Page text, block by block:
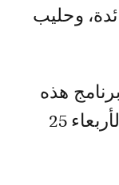
وحليب
هذه
المساعدة الإنسانية ابتداء من الأربعاء 25